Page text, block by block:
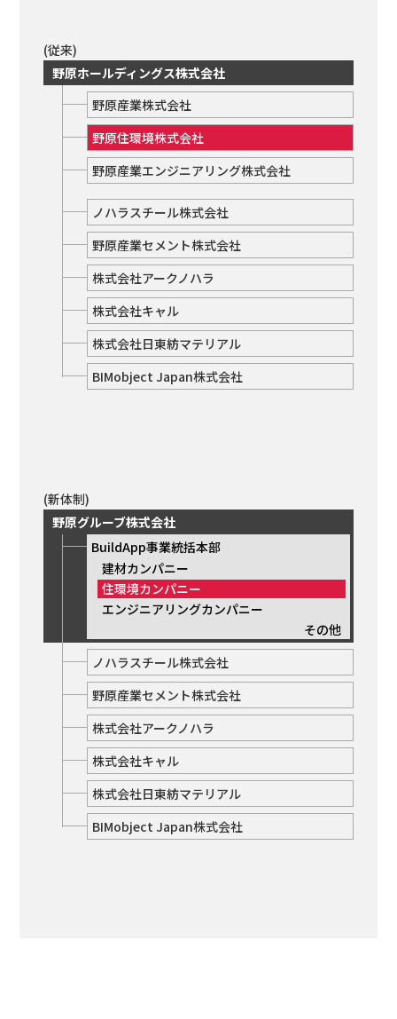
(従来)
野原ホールディングス株式会社
野原産業株式会社
野原住環境株式会社
野原産業エンジニアリング株式会社
ノハラスチール株式会社
野原産業セメント株式会社
株式会社アークノハラ
株式会社キャル
株式会社日東紡マテリアル
BIMobject Japan株式会社
(新体制)
野原グルーブ株式会社
BuildApp事業統括本部
建材カンパニー
住環境カンパニー
エンジニアリングカンパニー
その他
ノハラスチール株式会社
野原産業セメント株式会社
株式会社アークノハラ
株式会社キャル
株式会社日東紡マテリアル
BIMobject Japan株式会社